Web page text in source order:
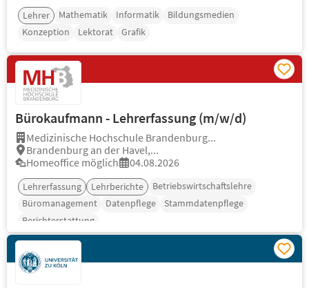
Lehrer Mathematik Informatik
Bildungsmedien
Konzeption
Lektorat Grafik
Bürokaufmann - Lehrerfassung (m/w/d)
Medizinische Hochschule Brandenburg...
Brandenburg an der Havel,...
Homeoffice möglich
04.08.2026
Lehrerfassung Lehrberichte
Betriebswirtschaftslehre
Büromanagement
Datenpflege
Stammdatenpflege
Berichterstattung